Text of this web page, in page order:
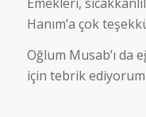
Hanım’a çok
Oğlum Musab’ı da
için tebrik ediyorum